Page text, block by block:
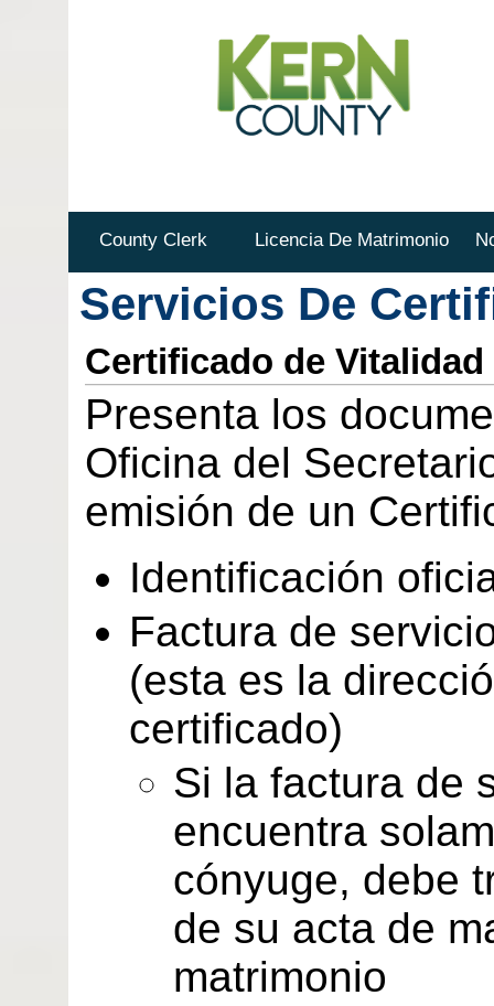
County Clerk Licencia De Matrimonio
Servicios De
Certificado de Vitalidad
Presenta los
Oficina del
emisión de un
Identificación
Factura de
(esta es la
certificado)
Si la factura de
encuentra
cónyuge, debe
de su acta de
matrimonio